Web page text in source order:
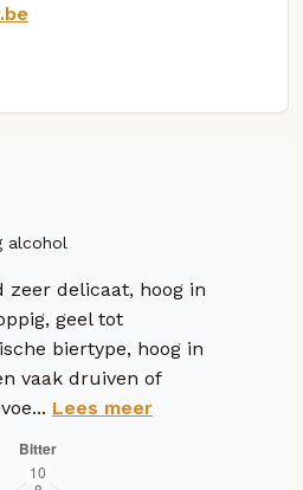
alcohol
zeer delicaat, hoog in
geel tot
biertype, hoog in
vaak druiven of
Lees meer